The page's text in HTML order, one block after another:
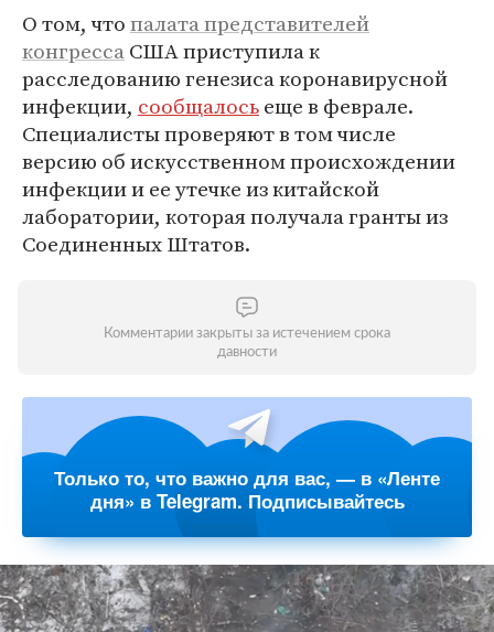
О том, чтопалата представителей
конгрессаСША приступила к
расследованию генезиса коронавирусной
инфекции, сообщалосьеще в феврале.
Специалисты проверяют в том числе
версию об искусственном происхождении
инфекции и ее утечке из китайской
лаборатории, которая получала гранты из
Соединенных Штатов.
Комментарии закрыты за истечением срока
давности
Только то, что важно для вас, — в «Ленте
дня» в Telegram. Подписывайтесь